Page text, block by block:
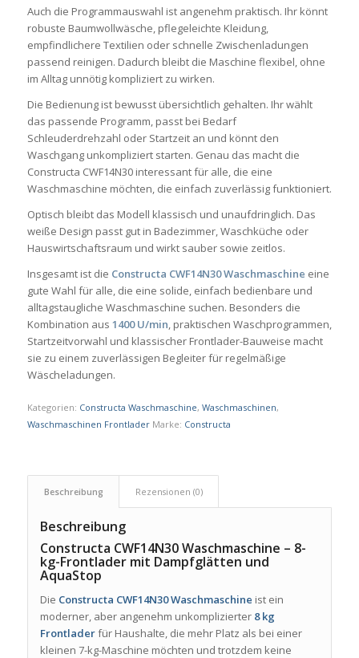
Auch die Programmauswahl ist angenehm praktisch. Ihr könnt
robuste Baumwollwäsche, pflegeleichte Kleidung,
empfindlichere Textilien oder schnelle Zwischenladungen
passend reinigen. Dadurch bleibt die Maschine flexibel, ohne
im Alltag unnötig kompliziert zu wirken.
Die Bedienung ist bewusst übersichtlich gehalten. Ihr wählt
das passende Programm, passt bei Bedarf
Schleuderdrehzahl oder Startzeit an und könnt den
Waschgang unkompliziert starten. Genau das macht die
Constructa CWF14N30 interessant für alle, die eine
Waschmaschine möchten, die einfach zuverlässig funktioniert.
Optisch bleibt das Modell klassisch und unaufdringlich. Das
weiße Design passt gut in Badezimmer, Waschküche oder
Hauswirtschaftsraum und wirkt sauber sowie zeitlos.
Insgesamt ist die Constructa CWF14N30 Waschmaschine eine
gute Wahl für alle, die eine solide, einfach bedienbare und
alltagstaugliche Waschmaschine suchen. Besonders die
Kombination aus 1400 U/min, praktischen Waschprogrammen,
Startzeitvorwahl und klassischer Frontlader-Bauweise macht
sie zu einem zuverlässigen Begleiter für regelmäßige
Wäscheladungen.
Kategorien: Constructa Waschmaschine, Waschmaschinen,
Waschmaschinen Frontlader Marke: Constructa
Beschreibung Rezensionen (0)
Beschreibung
Constructa CWF14N30 Waschmaschine – 8-
kg-Frontlader mit Dampfglätten und
AquaStop
Die Constructa CWF14N30 Waschmaschine ist ein
moderner, aber angenehm unkomplizierter 8 kg
Frontladerfür Haushalte, die mehr Platz als bei einer
kleinen 7-kg-Maschine möchten und trotzdem keine